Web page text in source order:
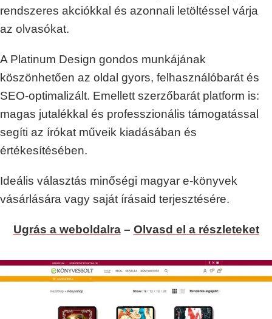
rendszeres akciókkal és azonnali letöltéssel várja
az olvasókat.
A Platinum Design gondos munkájának
köszönhetően az oldal gyors, felhasználóbarát és
SEO-optimalizált. Emellett szerzőbarát platform is:
magas jutalékkal és professzionális támogatással
segíti az írókat műveik kiadásában és
értékesítésében.
Ideális választás minőségi magyar e-könyvek
vásárlására vagy saját írásaid terjesztésére.
Ugrás a weboldalra– Olvasd el a részleteket